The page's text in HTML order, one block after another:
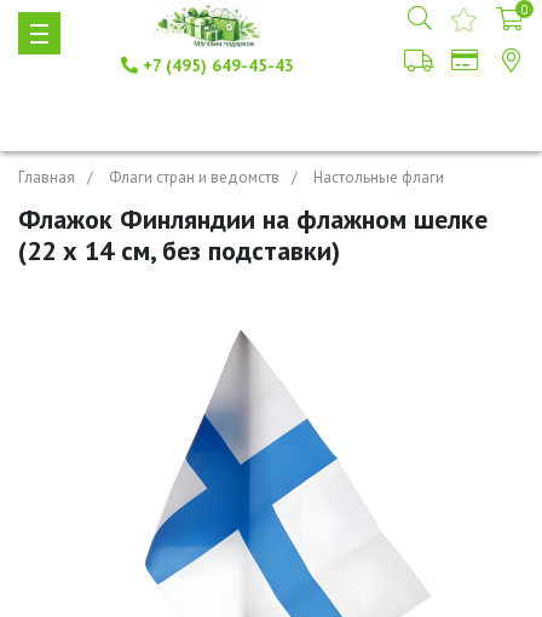
+7 (495) 649-45-43
0
Главная Флаги стран и ведомств Настольные флаги
Флажок Финляндии на флажном шелке
(22 х 14 см, без подставки)